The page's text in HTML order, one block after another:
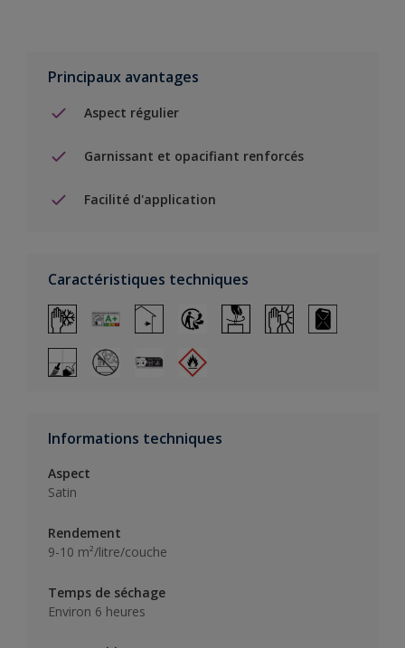
Principaux avantages
Aspect régulier
Garnissant et opacifiant renforcés
Facilité d'application
Caractéristiques techniques
Informations techniques
Aspect
Satin
Rendement
9-10 m²/litre/couche
Temps de séchage
Environ 6 heures